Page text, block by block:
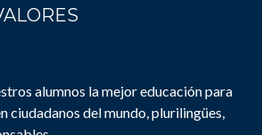
alumnos la mejor educación para
ciudadanos del mundo, plurilingües,